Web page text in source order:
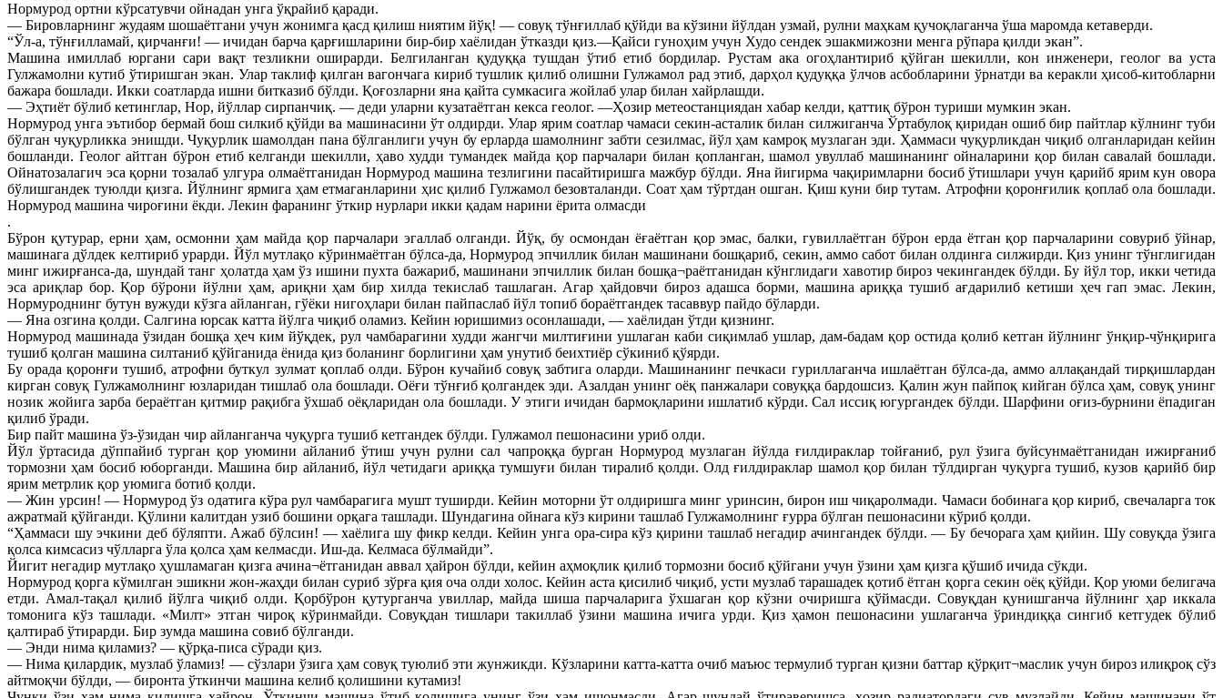
Нормурод ортни кўрсатувчи ойнадан унга ўқрайиб қаради.
— Бировларнинг жудаям шошаётгани учун жонимга қасд қилиш ниятим йўқ! — совуқ тўнғиллаб қўйди ва кўзини йўлдан узмай, рулни маҳкам қучоқлаганча ўша маромда кетаверди.
“Ўл-а, тўнғилламай, қирчанғи! — ичидан барча қарғишларини бир-бир хаёлидан ўтказди қиз.—Қайси гуноҳим учун Худо сендек эшакмижозни менга рўпара қилди экан”.
Машина имиллаб юргани сари вақт тезликни оширарди. Белгиланган қудуққа тушдан ўтиб етиб бордилар. Рустам ака огоҳлантириб қўйган шекилли, кон инженери, геолог ва уста
Гулжамолни кутиб ўтиришган экан. Улар таклиф қилган вагончага кириб тушлик қилиб олишни Гулжамол рад этиб, дарҳол қудуққа ўлчов асбобларини ўрнатди ва керакли ҳисоб-китобларни
бажара бошлади. Икки соатларда ишни битказиб бўлди. Қоғозларни яна қайта сумкасига жойлаб улар билан хайрлашди.
— Эҳтиёт бўлиб кетинглар, Нор, йўллар сирпанчиқ. — деди уларни кузатаётган кекса геолог. —Ҳозир метеостанциядан хабар келди, қаттиқ бўрон туриши мумкин экан.
Нормурод унга эътибор бермай бош силкиб қўйди ва машинасини ўт олдирди. Улар ярим соатлар чамаси секин-асталик билан силжиганча Ўртабулоқ қиридан ошиб бир пайтлар кўлнинг туби
бўлган чуқурликка энишди. Чуқурлик шамолдан пана бўлганлиги учун бу ерларда шамолнинг забти сезилмас, йўл ҳам камроқ музлаган эди. Ҳаммаси чуқурликдан чиқиб олганларидан кейин
бошланди. Геолог айтган бўрон етиб келганди шекилли, ҳаво худди тумандек майда қор парчалари билан қопланган, шамол увуллаб машинанинг ойналарини қор билан савалай бошлади.
Ойнатозалагич эса қорни тозалаб улгура олмаётганидан Нормурод машина тезлигини пасайтиришга мажбур бўлди. Яна йигирма чақиримларни босиб ўтишлари учун қарийб ярим кун овора
бўлишгандек туюлди қизга. Йўлнинг ярмига ҳам етмаганларини ҳис қилиб Гулжамол безовталанди. Соат ҳам тўртдан ошган. Қиш куни бир тутам. Атрофни қоронғилик қоплаб ола бошлади.
Нормурод машина чироғини ёкди. Лекин фаранинг ўткир нурлари икки қадам нарини ёрита олмасди
.
Бўрон қутурар, ерни ҳам, осмонни ҳам майда қор парчалари эгаллаб олганди. Йўқ, бу осмондан ёғаётган қор эмас, балки, гувиллаётган бўрон ерда ётган қор парчаларини совуриб ўйнар,
машинага дўлдек келтириб урарди. Йўл мутлақо кўринмаётган бўлса-да, Нормурод эпчиллик билан машинани бошқариб, секин, аммо сабот билан олдинга силжирди. Қиз унинг тўнглигидан
минг ижирғанса-да, шундай танг ҳолатда ҳам ўз ишини пухта бажариб, машинани эпчиллик билан бошқа¬раётганидан кўнглидаги хавотир бироз чекингандек бўлди. Бу йўл тор, икки четида
эса ариқлар бор. Қор бўрони йўлни ҳам, ариқни ҳам бир хилда текислаб ташлаган. Агар ҳайдовчи бироз адашса борми, машина ариққа тушиб ағдарилиб кетиши ҳеч гап эмас. Лекин,
Нормуроднинг бутун вужуди кўзга айланган, гўёки нигоҳлари билан пайпаслаб йўл топиб бораётгандек тасаввур пайдо бўларди.
— Яна озгина қолди. Салгина юрсак катта йўлга чиқиб оламиз. Кейин юришимиз осонлашади, — хаёлидан ўтди қизнинг.
Нормурод машинада ўзидан бошқа ҳеч ким йўқдек, рул чамбарагини худди жангчи милтиғини ушлаган каби сиқимлаб ушлар, дам-бадам қор остида қолиб кетган йўлнинг ўнқир-чўнқирига
тушиб қолган машина силтаниб қўйганида ёнида қиз боланинг борлигини ҳам унутиб беихтиёр сўкиниб қўярди.
Бу орада қоронғи тушиб, атрофни буткул зулмат қоплаб олди. Бўрон кучайиб совуқ забтига оларди. Машинанинг печкаси гуриллаганча ишлаётган бўлса-да, аммо аллақандай тирқишлардан
кирган совуқ Гулжамолнинг юзларидан тишлаб ола бошлади. Оёғи тўнғиб қолгандек эди. Азалдан унинг оёқ панжалари совуққа бардошсиз. Қалин жун пайпоқ кийган бўлса ҳам, совуқ унинг
нозик жойига зарба бераётган қитмир рақибга ўхшаб оёқларидан ола бошлади. У этиги ичидан бармоқларини ишлатиб кўрди. Сал иссиқ югургандек бўлди. Шарфини оғиз-бурнини ёпадиган
қилиб ўради.
Бир пайт машина ўз-ўзидан чир айланганча чуқурга тушиб кетгандек бўлди. Гулжамол пешонасини уриб олди.
Йўл ўртасида дўппайиб турган қор уюмини айланиб ўтиш учун рулни сал чапроққа бурган Нормурод музлаган йўлда ғилдираклар тойғаниб, рул ўзига буйсунмаётганидан ижирғаниб
тормозни ҳам босиб юборганди. Машина бир айланиб, йўл четидаги ариққа тумшуғи билан тиралиб қолди. Олд ғилдираклар шамол қор билан тўлдирган чуқурга тушиб, кузов қарийб бир
ярим метрлик қор уюмига ботиб қолди.
— Жин урсин! — Нормурод ўз одатига кўра рул чамбарагига мушт туширди. Кейин моторни ўт олдиришга минг уринсин, бирон иш чиқаролмади. Чамаси бобинага қор кириб, свечаларга ток
ажратмай қўйганди. Қўлини калитдан узиб бошини орқага ташлади. Шундагина ойнага кўз кирини ташлаб Гулжамолнинг ғурра бўлган пешонасини кўриб қолди.
“Ҳаммаси шу эчкини деб бўляпти. Ажаб бўлсин! — хаёлига шу фикр келди. Кейин унга ора-сира кўз қирини ташлаб негадир ачингандек бўлди. — Бу бечорага ҳам қийин. Шу совуқда ўзига
қолса кимсасиз чўлларга ўла қолса ҳам келмасди. Иш-да. Келмаса бўлмайди”.
Йигит негадир мутлақо ҳушламаган қизга ачина¬ётганидан аввал ҳайрон бўлди, кейин аҳмоқлик қилиб тормозни босиб қўйгани учун ўзини ҳам қизга қўшиб ичида сўкди.
Нормурод қорга кўмилган эшикни жон-жаҳди билан суриб зўрға қия оча олди холос. Кейин аста қисилиб чиқиб, усти музлаб тарашадек қотиб ётган қорга секин оёқ қўйди. Қор уюми белигача
етди. Амал-тақал қилиб йўлга чиқиб олди. Қорбўрон қутурганча увиллар, майда шиша парчаларига ўхшаган қор кўзни очиришга қўймасди. Совуқдан қунишганча йўлнинг ҳар иккала
томонига кўз ташлади. «Милт» этган чироқ кўринмайди. Совуқдан тишлари такиллаб ўзини машина ичига урди. Қиз ҳамон пешонасини ушлаганча ўриндиққа сингиб кетгудек бўлиб
қалтираб ўтирарди. Бир зумда машина совиб бўлганди.
— Энди нима қиламиз? — қўрқа-писа сўради қиз.
— Нима қилардик, музлаб ўламиз! — сўзлари ўзига ҳам совуқ туюлиб эти жунжикди. Кўзларини катта-катта очиб маъюс термулиб турган қизни баттар қўрқит¬маслик учун бироз илиқроқ сўз
айтмоқчи бўлди, — биронта ўткинчи машина келиб қолишини кутамиз!